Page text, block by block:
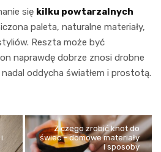
się kilku powtarzalnych
paleta, naturalne materiały,
Reszta może być
naprawdę dobrze znosi drobne
oddycha światłem i prostotą.
Z czego zrobić knot do
świec – domowe materiały
i sposoby